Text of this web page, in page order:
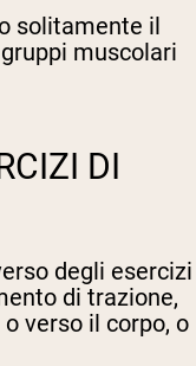
solitamente il
muscolari
DI
degli esercizi
di trazione,
verso il corpo, o